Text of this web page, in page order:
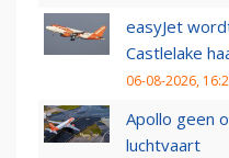
easyJet
Castlelake
06-08-2026,
Apollo geen
luchtvaart